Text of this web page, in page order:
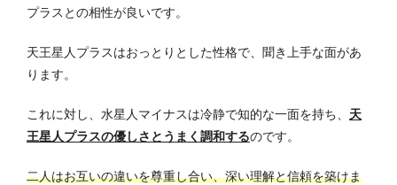
プラスとの相性が良いです。
天王星人プラスはおっとりとした性格で、聞き上手な面があ
ります。
これに対し、 水星人マイナスは冷静で知的な一面を持ち、 天
王星人プラスの優しさとうまく調和するのです。
二人はお互いの違いを尊重し合い、深い理解と信頼を築けま